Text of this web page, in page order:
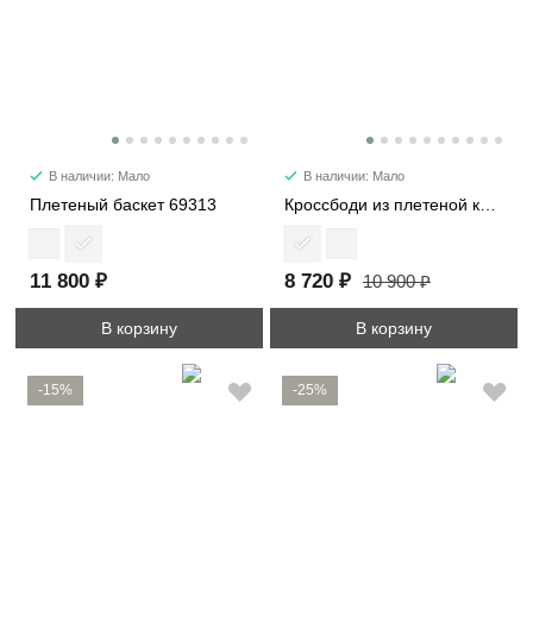
В наличии: Мало
Плетеный баскет 69313
11 800 ₽
В корзину
В наличии: Мало
8 720 ₽ 10 900 ₽
В корзину
-15% -25%